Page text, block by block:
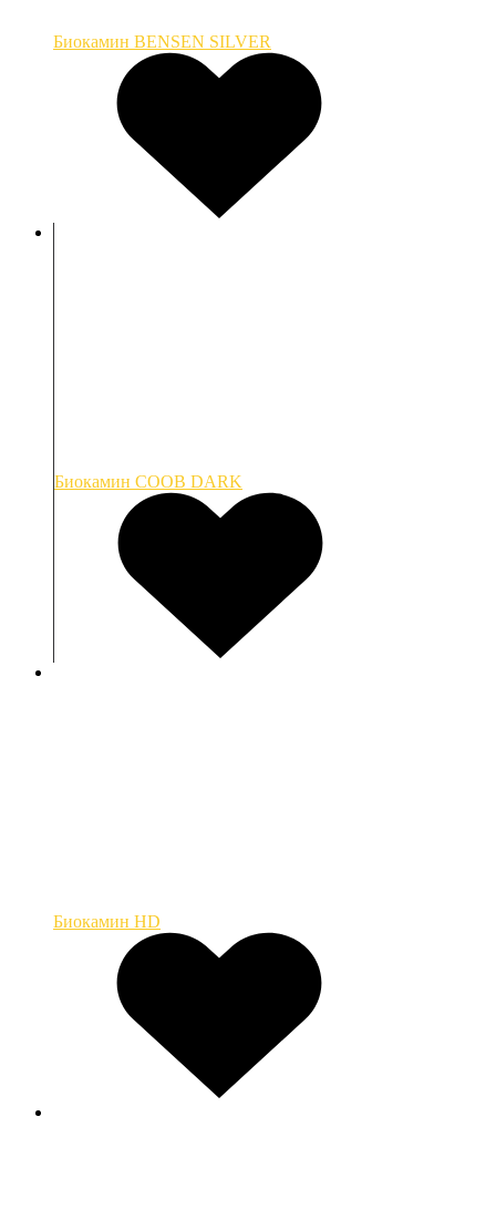
Биокамин BENSEN SILVER
Биокамин COOB DARK
Биокамин HD